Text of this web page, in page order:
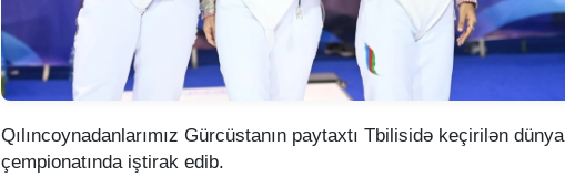
Qılıncoynadanlarımız Gürcüstanın paytaxtı Tbilisidə keçirilən dünya
çempionatında iştirak edib.